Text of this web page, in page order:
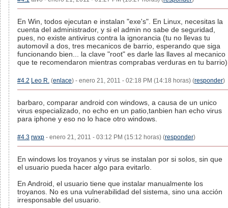
En Win, todos ejecutan e instalan "exe's". En Linux, necesitas la
cuenta del administrador, y si el admin no sabe de seguridad,
pues, no existe antivirus contra la ignorancia (tu no llevas tu
automovil a dos, tres mecanicos de barrio, esperando que siga
funcionando bien... la clave "root" es darle las llaves al mecanico
que te recomendaron mientras comprabas verduras en tu barrio)
#4.2 Leo R. (enlace) - enero 21, 2011 - 02:18 PM (14:18 horas) (responder)
barbaro, comparar android con windows, a causa de un unico
virus especializado, no echo en un patio,tanbien han echo virus
para iphone y eso no lo hace otro windows.
#4.3 rwxp - enero 21, 2011 - 03:12 PM (15:12 horas) (responder)
En windows los troyanos y virus se instalan por si solos, sin que
el usuario pueda hacer algo para evitarlo.
En Android, el usuario tiene que instalar manualmente los
troyanos. No es una vulnerabilidad del sistema, sino una acción
irresponsable del usuario.